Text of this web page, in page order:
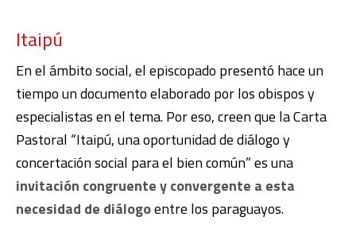
Itaipú
En el ámbito social, el episcopado presentó hace un
tiempo un documento elaborado por los obispos y
especialistas en el tema. Por eso, creen que la Carta
Pastoral “Itaipú, una oportunidad de diálogo y
concertación social para el bien común” es una
invitación congruente y convergente a esta
necesidad de diálogoentre los paraguayos.